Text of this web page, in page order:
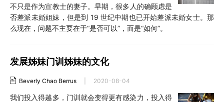
不只是作为宣教士的妻子。早期，很多人的确顾虑是
否差派未婚姐妹，但是到 19 世纪中期也已开始差派未婚女士。那
么现在，问题不主要在于“是否可以”，而是“如何”。
发展姊妹门训姊妹的文化
Beverly Chao Berrus 2020-08-04
我们投入得越多，门训就会变得更有感染力，投入得